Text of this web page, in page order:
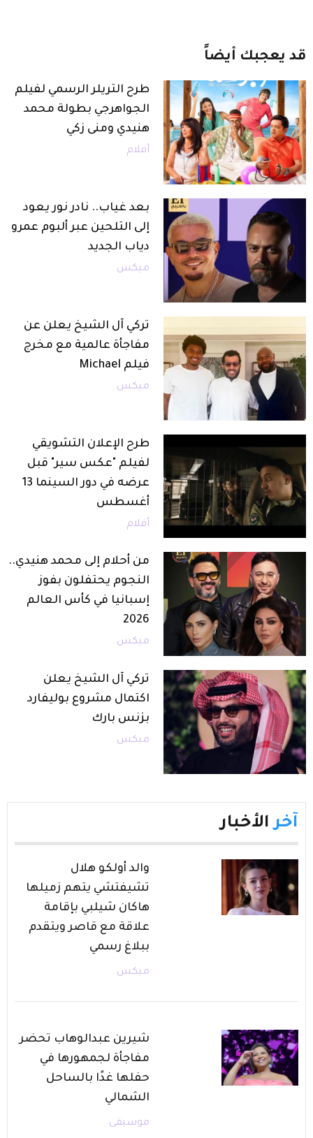
قد يعجبك أيضاً
طرح التريلر الرسمي لفيلم
الجواهرجي بطولة محمد
هنيدي ومنى زكي
أفلام
بعد غياب.. نادر نور يعود
إلى التلحين عبر ألبوم عمرو
دياب الجديد
ميكس
تركي آل الشيخ يعلن عن
مفاجأة عالمية مع مخرج
فيلم Michael
ميكس
طرح الإعلان التشويقي
لفيلم "عكس سير" قبل
عرضه في دور السينما 13
أغسطس
أفلام
من أحلام إلى محمد هنيدي..
النجوم يحتفلون بفوز
إسبانيا في كأس العالم
2026
ميكس
تركي آل الشيخ يعلن
اكتمال مشروع بوليفارد
بزنس بارك
ميكس
آخر الأخبار
والد أولكو هلال
تشيفتشي يتهم زميلها
هاكان شيلبي بإقامة
علاقة مع قاصر ويتقدم
ببلاغ رسمي
ميكس
شيرين عبدالوهاب تحضر
مفاجأة لجمهورها في
حفلها غدًا بالساحل
الشمالي
موسيقى